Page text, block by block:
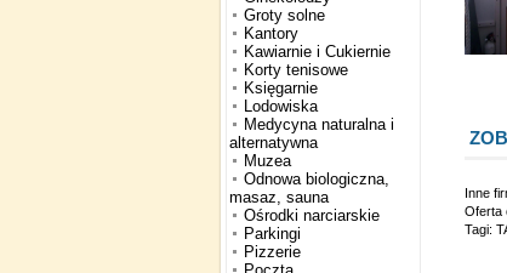
Groty solne
Kantory
Kawiarnie i Cukiernie
Korty tenisowe
Księgarnie
Lodowiska
Medycyna naturalna i
alternatywna
Muzea
Odnowa biologiczna,
masaz, sauna
Ośrodki narciarskie
Parkingi
Pizzerie
Inne
Oferta
Tagi: